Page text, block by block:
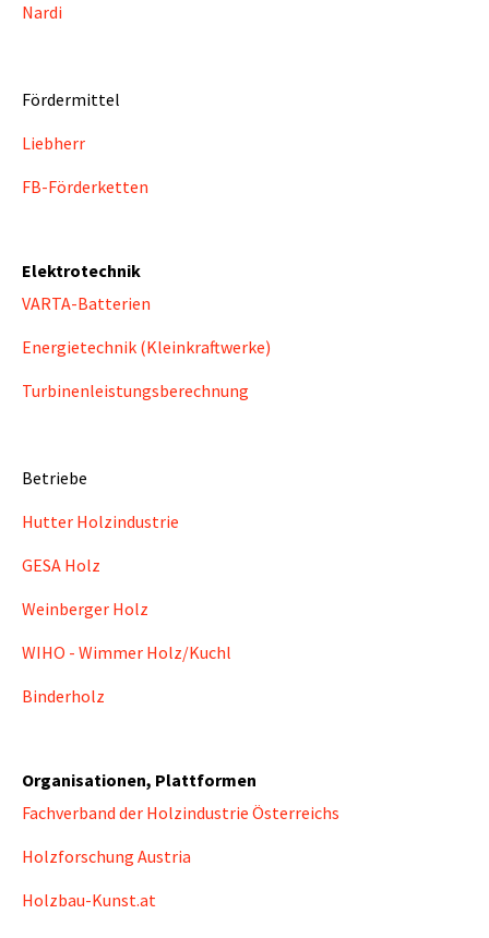
Nardi
Fördermittel
Liebherr
FB-Förderketten
Elektrotechnik
VARTA-Batterien
Energietechnik (Kleinkraftwerke)
Turbinenleistungsberechnung
Betriebe
Hutter Holzindustrie
GESA Holz
Weinberger Holz
WIHO - Wimmer Holz/Kuchl
Binderholz
Organisationen, Plattformen
Fachverband der Holzindustrie Österreichs
Holzforschung Austria
Holzbau-Kunst.at